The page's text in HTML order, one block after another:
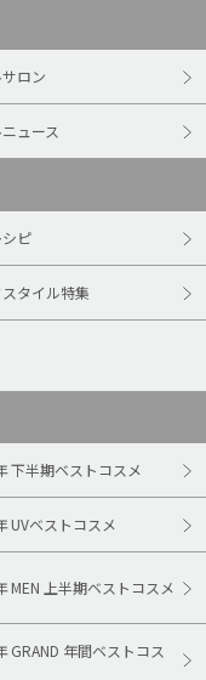
ロン
ュース
ピ
タイル特集
下半期ベストコスメ
UVベストコスメ
MEN 上半期ベストコスメ
GRAND 年間ベストコス